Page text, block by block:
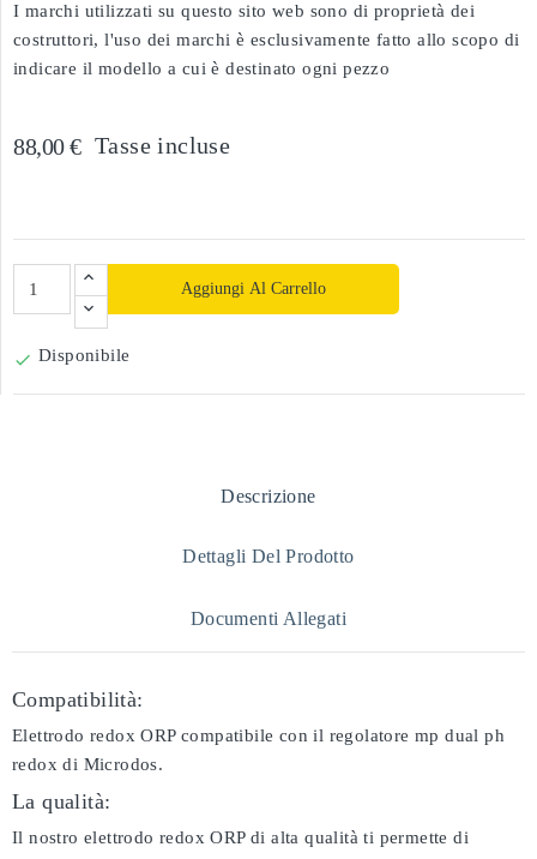
I marchi utilizzati su questo sito web sono di proprietà dei
costruttori, l'uso dei marchi è esclusivamente fatto allo scopo di
indicare il modello a cui è destinato ogni pezzo
88,00 € Tasse incluse
Aggiungi Al Carrello
 Disponibile
Descrizione
Dettagli Del Prodotto
Documenti Allegati
Compatibilità:
Elettrodo redox ORP compatibile con il regolatore mp dual ph
redox di Microdos.
La qualità:
Il nostro elettrodo redox ORP di alta qualità ti permette di